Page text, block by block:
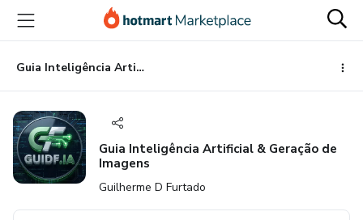
para
conteúdo
principal
para
pagamento
para
rodapé
Guia Inteligência Artificial & Geração de Imagens
Guia Inteligência Artificial & Geração de
Imagens
Guilherme D Furtado